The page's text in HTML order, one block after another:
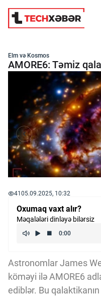
Süni İntellekt
Elm və Kosmos
Texnoloji İnkişaf
İnnovasiya və
Robot və Cihazlar
Kriptovalyuta
ÇƏRƏZLƏR
Elm və Kosmos
AMORE6: Təmiz
41 05.09.2025, 10:32
Oxumaq vaxt alır?
Məqalələri dinləyə bilərsiz
Astronomlar James
köməyi ilə AMORE6
ediblər. Bu